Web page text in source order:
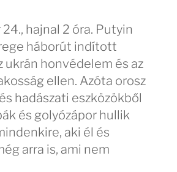
hajnal 2 óra. Putyin
háborút indított
ukrán honvédelem és az
ellen. Azóta orosz
hadászati eszközökből
és golyózápor hullik
aki él és
arra is, ami nem